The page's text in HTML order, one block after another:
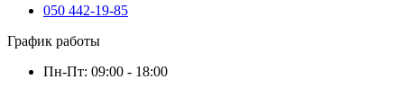
050 442-19-85
График работы
Пн-Пт: 09:00 - 18:00